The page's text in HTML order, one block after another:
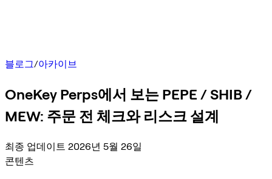
블로그/아카이브
OneKey Perps에서 보는 PEPE / SHIB /
MEW: 주문 전 체크와 리스크 설계
최종 업데이트 2026년 5월 26일
콘텐츠